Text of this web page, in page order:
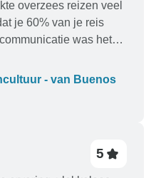
overzees reizen veel
je 60% van je reis
was het
om contact mee op
vertragingen.
en ze hielden
dat we een
voor de tours. De
- van Buenos
5